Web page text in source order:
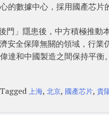
數據中心，採用國產芯片
門」隱患後，中方積極推動
安全保障無關的領域，行業
和中國製造之間保持平衡。
Tagged 上海,北京, 國產芯片,貴